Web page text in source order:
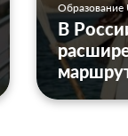
Образование
В